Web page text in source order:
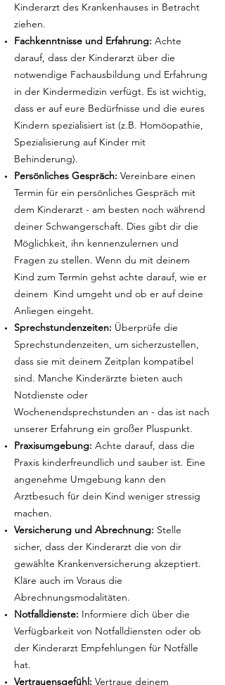
Kinderarzt des Krankenhauses in Betracht
ziehen.
Fachkenntnisse und Erfahrung: Achte
darauf, dass der Kinderarzt über die
notwendige Fachausbildung und Erfahrung
in der Kindermedizin verfügt. Es ist wichtig,
dass er auf eure Bedürfnisse und die eures
Kindern spezialisiert ist (z.B. Homöopathie,
Spezialisierung auf Kinder mit
Behinderung).
Persönliches Gespräch: Vereinbare einen
Termin für ein persönliches Gespräch mit
dem Kinderarzt - am besten noch während
deiner Schwangerschaft. Dies gibt dir die
Möglichkeit, ihn kennenzulernen und
Fragen zu stellen. Wenn du mit deinem
Kind zum Termin gehst achte darauf, wie er
deinem Kind umgeht und ob er auf deine
Anliegen eingeht.
Sprechstundenzeiten: Überprüfe die
Sprechstundenzeiten, um sicherzustellen,
dass sie mit deinem Zeitplan kompatibel
sind. Manche Kinderärzte bieten auch
Notdienste oder
Wochenendsprechstunden an - das ist nach
unserer Erfahrung ein großer Pluspunkt.
Praxisumgebung: Achte darauf, dass die
Praxis kinderfreundlich und sauber ist. Eine
angenehme Umgebung kann den
Arztbesuch für dein Kind weniger stressig
machen.
Versicherung und Abrechnung: Stelle
sicher, dass der Kinderarzt die von dir
gewählte Krankenversicherung akzeptiert.
Kläre auch im Voraus die
Abrechnungsmodalitäten.
Notfalldienste: Informiere dich über die
Verfügbarkeit von Notfalldiensten oder ob
der Kinderarzt Empfehlungen für Notfälle
hat.
Vertrauensgefühl: Vertraue deinem